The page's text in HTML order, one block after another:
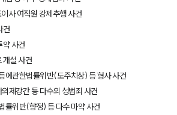
그룹소개
그룹소개
대륜의 강점
사 여직원 강제추행 사건
건
약 사건
개설 사건
에관한법률위반(도주치상) 등 형사 사건
제강간 등 다수의 성범죄 사건
률위반(향정) 등 다수 마약 사건